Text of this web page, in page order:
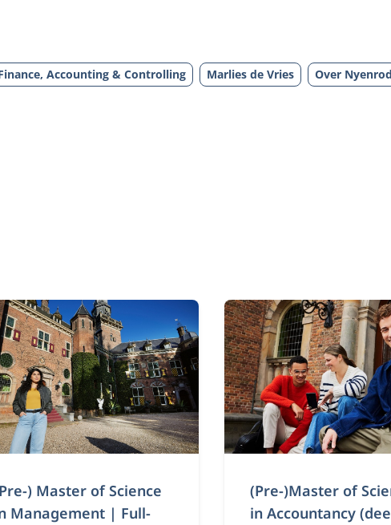
Accounting & Controlling Marlies de Vries Over
) Master of Science
Management | Full-
(Pre-)Master of
in Accountancy